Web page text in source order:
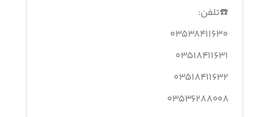
☎️تلفن:
۰۳۵۳۸۴۱۱۶۳۰
۰۳۵۱۸۴۱۱۶۳۱
۰۳۵۱۸۴۱۱۶۳۲
۰۳۵۳۶۲۸۸۰۰۸